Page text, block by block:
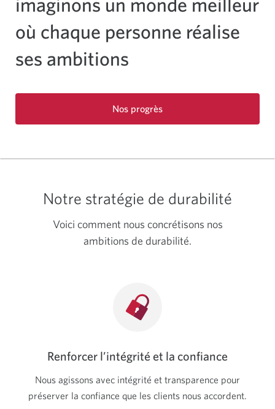
où chaque personne réalise
ses ambitions
Nos progrès
Notre stratégie de durabilité
Voici comment nous concrétisons nos
ambitions de durabilité.
Renforcer l’intégrité et la confiance
Nous agissons avec intégrité et transparence pour
préserver la confiance que les clients nous accordent.